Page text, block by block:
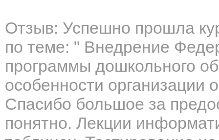
Отзыв: Успешно прошла
по теме: " Внедрение
программы дошкольного
особенности организации
Спасибо большое за
понятно. Лекции